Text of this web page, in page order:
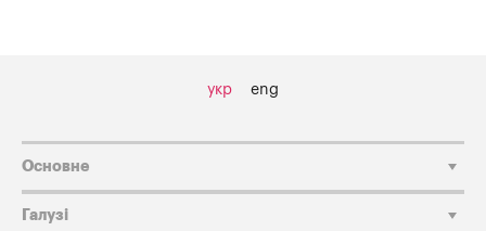
укр eng
Основне
Галузі